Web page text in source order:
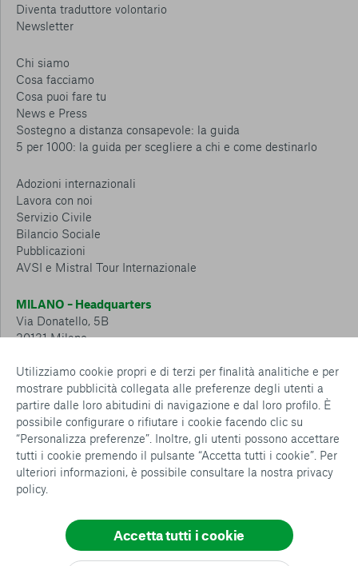
Utilizziamo cookie propri e di terzi per finalità analitiche e per
mostrare pubblicità collegata alle preferenze degli utenti a
partire dalle loro abitudini di navigazione e dal loro profilo. È
possibile configurare o rifiutare i cookie facendo clic su
“Personalizza preferenze”. Inoltre, gli utenti possono accettare
tutti i cookie premendo il pulsante “Accetta tutti i cookie”. Per
ulteriori informazioni, è possibile consultare la nostra privacy
policy.
Accetta tutti i cookie
Consenti tutti
Diventa traduttore volontario
Newsletter
Chi siamo
Cosa facciamo
Cosa puoi fare tu
News e Press
Sostegno a distanza consapevole: la guida
5 per 1000: la guida per scegliere a chi e come destinarlo
Adozioni internazionali
Lavora con noi
Servizio Civile
Bilancio Sociale
Pubblicazioni
AVSI e Mistral Tour Internazionale
MILANO – Headquarters
Via Donatello, 5B
20131 Milano
CESENA – Sostegno a distanza
Via Padre Vicinio da Sarsina, 216
47521 Cesena
Tel.: 0547 360 811
Detrazioni e deduzioni fiscali sulle donazioni: cosa sapere e
come usufruirne
Whistleblowing Policy
Privacy policy
Cookie policy